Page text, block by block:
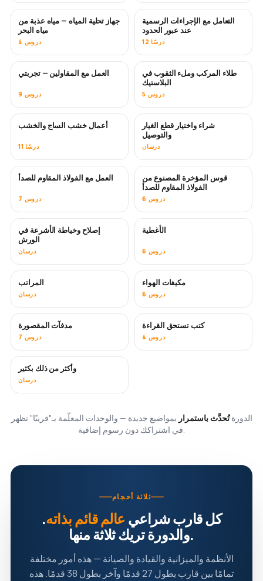
قريبًا
جهاز تحلية المياه — مياه عذبة من
مياه البحر
4 دروس
التعامل مع الإجراءات الرسمية
عند عبور الحدود
12 درسًا
قريبًا
العمل مع المقاولين — تجربتي
9 دروس
قريبًا
طلاء المركب وملء الثقوب في
البلاستيك
5 دروس
أعمال خشب الساج والخشب
11 درسًا
قريبًا
شراء واختيار قطع الغيار
والتوصيل
درسان
قريبًا
العمل مع الفولاذ المقاوم للصدأ
7 دروس
قوس المؤخرة المصنوع من
الفولاذ المقاوم للصدأ
6 دروس
قريبًا
إصلاح وخياطة الأشرعة في
الورش
درسان
الأغطية
6 دروس
المراتب
درسان
قريبًا
مكيفات الهواء
6 دروس
قريبًا
مدفآت المقصورة
7 دروس
قريبًا
كتب تستحق القراءة
4 دروس
قريبًا
وأكثر من ذلك بكثير
درسان
الدورةتُحدَّث باستمرار بمواضيع جديدة — والوحدات المعلّمة بـ"قريبًا" تظهر
في اشتراكك دون رسوم إضافية.
ثلاثة أحجام
كل قارب شراعي عالم قائم بذاته.
والدورة تريك ثلاثة منها.
الأنظمة والميزانية والقيادة والصيانة — هذه أمور مختلفة
تمامًا بين قارب بطول 27 قدمًا وآخر بطول 38 قدمًا. هذه